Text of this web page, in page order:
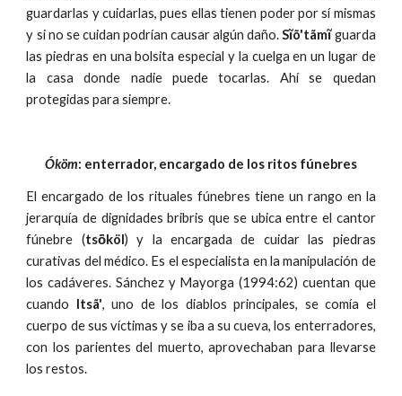
guardarlas y cuidarlas, pues ellas tienen poder por sí mismas
y si no se cuidan podrían causar algún daño.Sĩõ'tãmĩguarda
las piedras en una bolsita especial y la cuelga en un lugar de
la casa donde nadie puede tocarlas. Ahí se quedan
protegidas para siempre.
Óköm: enterrador, encargado de los ritos fúnebres
El encargado de los rituales fúnebres tiene un rango en la
jerarquía de dignidades bribris que se ubica entre el cantor
fúnebre (tsö́köl) y la encargada de cuidar las piedras
curativas del médico. Es el especialista en la manipulación de
los cadáveres. Sánchez y Mayorga (1994:62) cuentan que
cuando Itsã', uno de los diablos principales, se comía el
cuerpo de sus víctimas y se iba a su cueva, los enterradores,
con los parientes del muerto, aprovechaban para llevarse
los restos.